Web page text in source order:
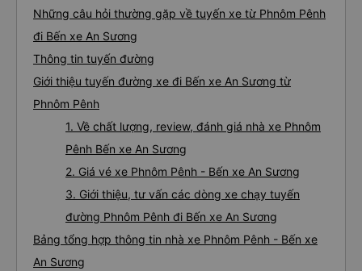
Những câu hỏi thường gặp về tuyến xe từ Phnôm Pênh
đi Bến xe An Sương
Thông tin tuyến đường
Giới thiệu tuyến đường xe đi Bến xe An Sương từ
Phnôm Pênh
1. Về chất lượng, review, đánh giá nhà xe Phnôm
Pênh Bến xe An Sương
2. Giá vé xe Phnôm Pênh - Bến xe An Sương
3. Giới thiệu, tư vấn các dòng xe chạy tuyến
đường Phnôm Pênh đi Bến xe An Sương
Bảng tổng hợp thông tin nhà xe Phnôm Pênh - Bến xe
An Sương